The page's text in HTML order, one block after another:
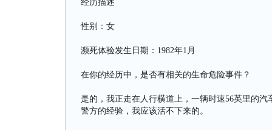
经历描述
性别：女
濒死体验发生日期：1982年1月
在你的经历中，是否有相关的生命危险事件？
是的，我正走在人行横道上，一辆时速56英里的
警方的经验，我应该活不下来的。